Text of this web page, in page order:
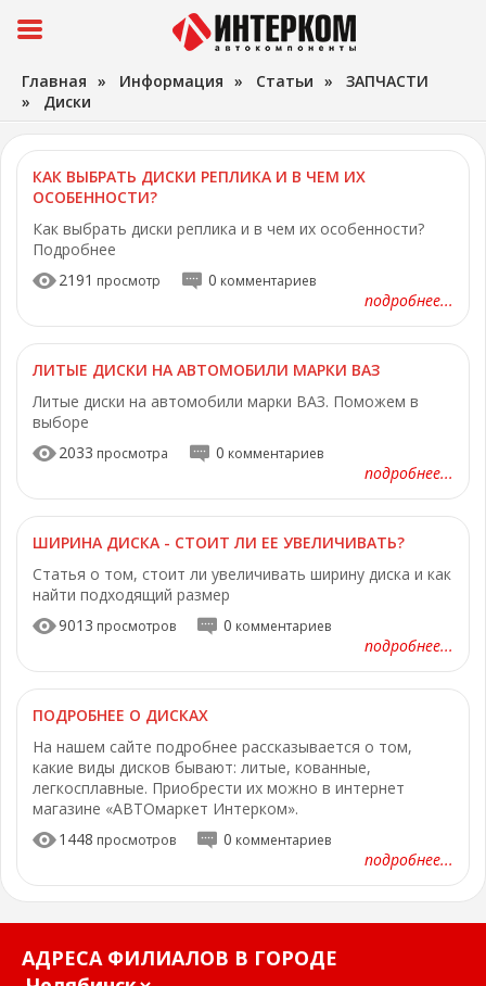
Главная » Информация » Статьи » ЗАПЧАСТИ
» Диски
КАК ВЫБРАТЬ ДИСКИ РЕПЛИКА И В ЧЕМ ИХ
ОСОБЕННОСТИ?
Как выбрать диски реплика и в чем их особенности?
Подробнее
2191 просмотр 0 комментариев
подробнее...
ЛИТЫЕ ДИСКИ НА АВТОМОБИЛИ МАРКИ ВАЗ
Литые диски на автомобили марки ВАЗ. Поможем в
выборе
2033 просмотра 0 комментариев
подробнее...
ШИРИНА ДИСКА - СТОИТ ЛИ ЕЕ УВЕЛИЧИВАТЬ?
Статья о том, стоит ли увеличивать ширину диска и как
найти подходящий размер
9013 просмотров 0 комментариев
подробнее...
ПОДРОБНЕЕ О ДИСКАХ
На нашем сайте подробнее рассказывается о том,
какие виды дисков бывают: литые, кованные,
легкосплавные. Приобрести их можно в интернет
магазине «АВТОмаркет Интерком».
1448 просмотров 0 комментариев
подробнее...
АДРЕСА ФИЛИАЛОВ В ГОРОДЕ